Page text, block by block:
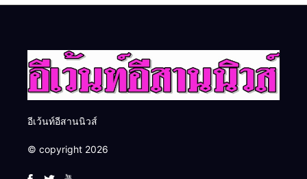
อีเว้นท์อีสานนิวส์
© copyright 2026